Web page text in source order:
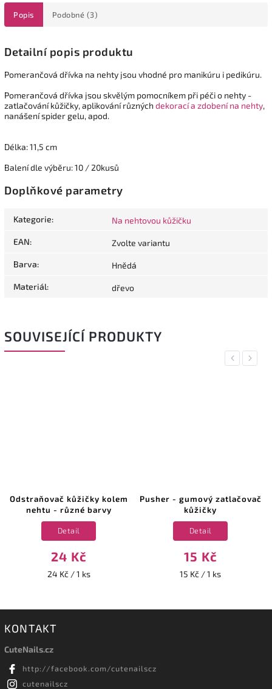
Popis Podobné (3)
Detailní popis produktu
Pomerančová dřívka na nehty jsou vhodné pro manikúru i pedikúru.
Pomerančová dřívka jsou skvělým pomocníkem při péči o nehty -
zatlačování kůžičky, aplikování různých dekorací a zdobení na nehty,
nanášení spider gelu, apod.
Délka: 11,5 cm
Balení dle výběru: 10 / 20kusů
Doplňkové parametry
Kategorie: Na nehtovou kůžičku
EAN: Zvolte variantu
Barva: Hnědá
Materiál: dřevo
SOUVISEJÍCÍ PRODUKTY
Previous
Odstraňovač kůžičky kolem
nehtu - různé barvy
24 Kč
24 Kč / 1 ks
Detail
Pusher - gumový zatlačovač
kůžičky
15 Kč
15 Kč / 1 ks
Detail
Next
KONTAKT
CuteNails.cz
http://facebook.com/cutenailscz
cutenailscz